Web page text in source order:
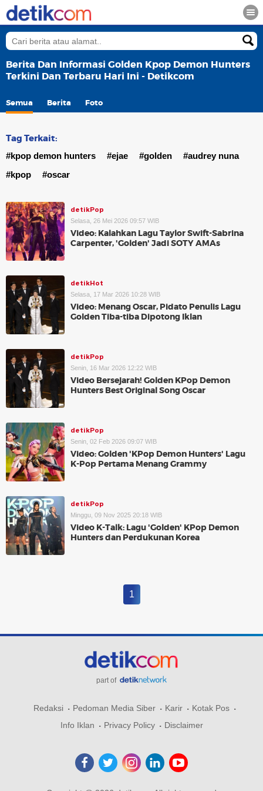
Berita Dan Informasi Golden Kpop Demon Hunters
Terkini Dan Terbaru Hari Ini - Detikcom
Semua Berita Foto
Tag Terkait:
#kpop demon hunters #ejae #golden
#audrey nuna
#kpop
#oscar
detikPop
Selasa, 26 Mei 2026 09:57 WIB
Video: Kalahkan Lagu Taylor Swift-Sabrina
Carpenter, 'Golden' Jadi SOTY AMAs
detikHot
Selasa, 17 Mar 2026 10:28 WIB
Video: Menang Oscar, Pidato Penulis Lagu
Golden Tiba-tiba Dipotong Iklan
detikPop
Senin, 16 Mar 2026 12:22 WIB
Video Bersejarah! Golden KPop Demon
Hunters Best Original Song Oscar
detikPop
Senin, 02 Feb 2026 09:07 WIB
Video: Golden 'KPop Demon Hunters' Lagu
K-Pop Pertama Menang Grammy
detikPop
Minggu, 09 Nov 2025 20:18 WIB
Video K-Talk: Lagu 'Golden' KPop Demon
Hunters dan Perdukunan Korea
1
part of
Redaksi Pedoman Media Siber Karir
Kotak Pos
Info Iklan
Privacy Policy Disclaimer